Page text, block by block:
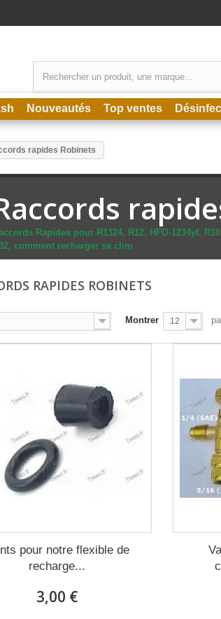
Nouveautés Top ventes
rapides Robinets
Rapides pour R1324, R12, HFO-1234yf,
comment recharger sa clim
RAPIDES ROBINETS
Montrer 12
pour notre flexible de
recharge...
3,00 €